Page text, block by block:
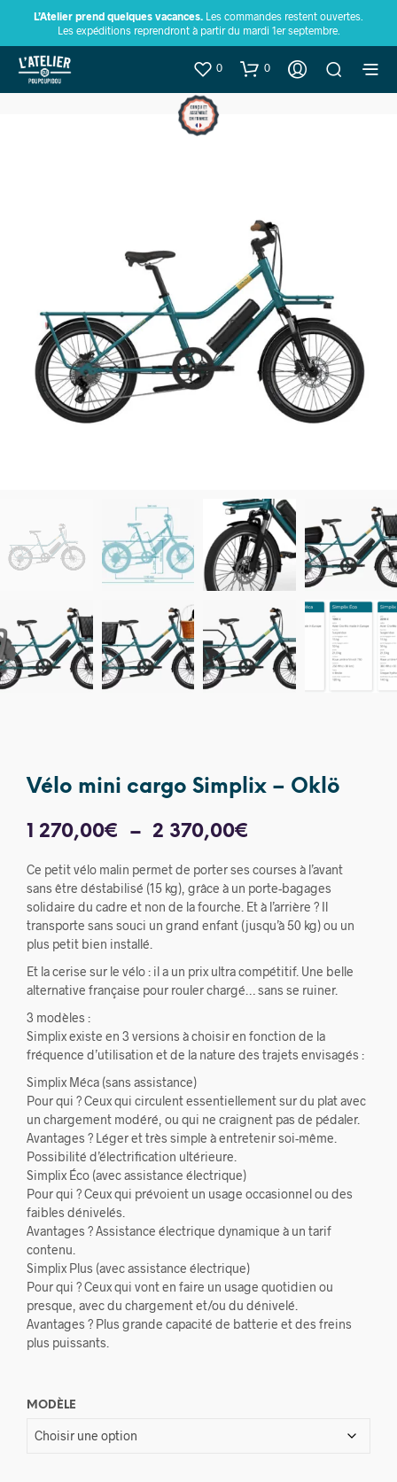
L’Atelier prend quelques vacances. Les commandes restent ouvertes.
Les expéditions reprendront à partir du mardi 1er septembre.
0 0
Vélo mini cargo Simplix – Oklö
1 270,00€ – 2 370,00€
prix :
1
à
370,00€
Ce petit vélo malin permet de porter ses courses à l’avant
sans être déstabilisé (15 kg), grâce à un porte-bagages
solidaire du cadre et non de la fourche. Et à l’arrière ? Il
transporte sans souci un grand enfant (jusqu’à 50 kg) ou un
plus petit bien installé.
Et la cerise sur le vélo : il a un prix ultra compétitif. Une belle
alternative française pour rouler chargé… sans se ruiner.
3 modèles :
Simplix existe en 3 versions à choisir en fonction de la
fréquence d’utilisation et de la nature des trajets envisagés :
Simplix Méca (sans assistance)
Pour qui ? Ceux qui circulent essentiellement sur du plat avec
un chargement modéré, ou qui ne craignent pas de pédaler.
Avantages ? Léger et très simple à entretenir soi-même.
Possibilité d’électrification ultérieure.
Simplix Éco (avec assistance électrique)
Pour qui ? Ceux qui prévoient un usage occasionnel ou des
faibles dénivelés.
Avantages ? Assistance électrique dynamique à un tarif
contenu.
Simplix Plus (avec assistance électrique)
Pour qui ? Ceux qui vont en faire un usage quotidien ou
presque, avec du chargement et/ou du dénivelé.
Avantages ? Plus grande capacité de batterie et des freins
plus puissants.
MODÈLE